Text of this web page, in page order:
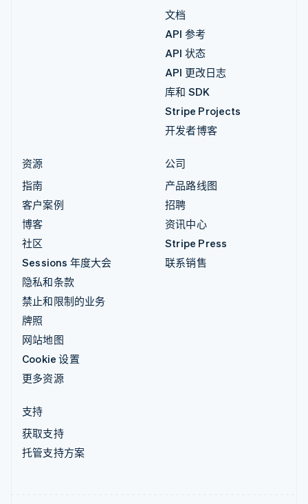
文档
API 参考
API 状态
API 更改日志
库和 SDK
Stripe Projects
开发者博客
资源
指南
客户案例
博客
社区
Sessions 年度大会
隐私和条款
禁止和限制的业务
牌照
网站地图
Cookie 设置
更多资源
公司
产品路线图
招聘
资讯中心
Stripe Press
联系销售
支持
获取支持
托管支持方案